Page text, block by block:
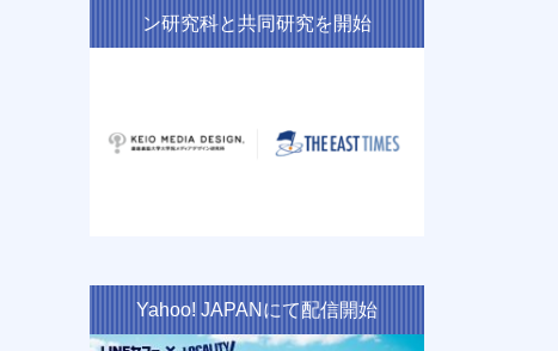
ン研究科と共同研究を開始
Yahoo! JAPANにて配信開始